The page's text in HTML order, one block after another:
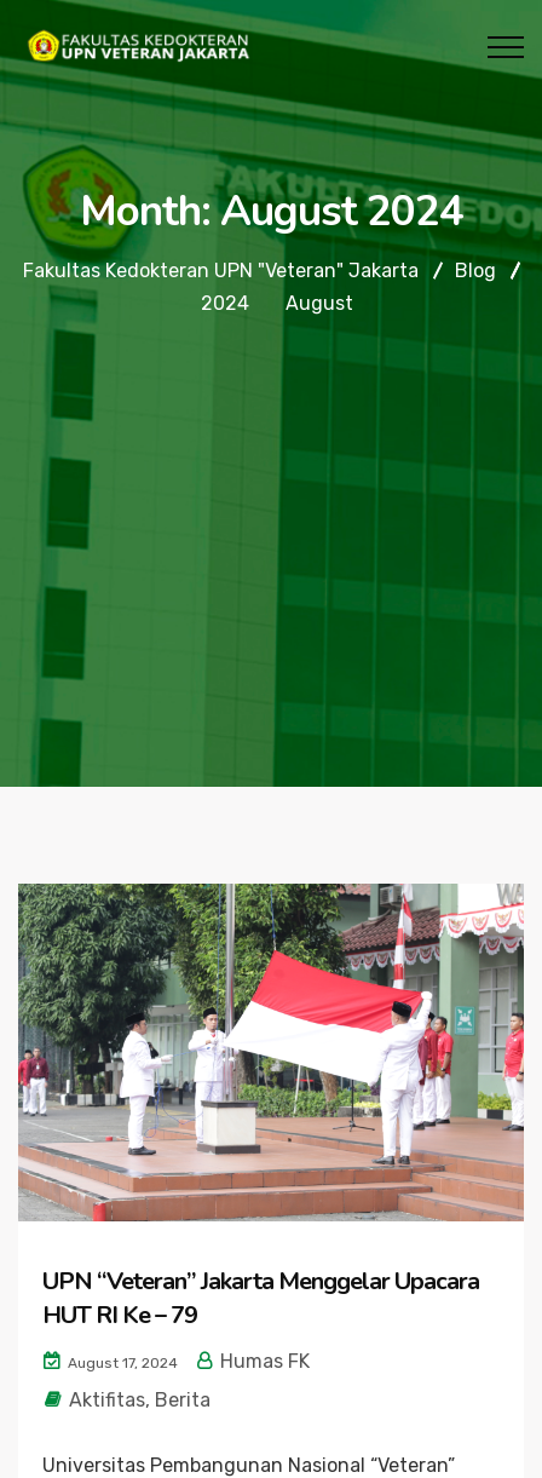
Month:August 2024
Fakultas Kedokteran UPN "Veteran" Jakarta
Blog
2024
August
UPN “Veteran” Jakarta Menggelar Upacara
HUT RI Ke – 79
August 17, 2024
Humas FK
Aktifitas, Berita
Universitas Pembangunan Nasional “Veteran”